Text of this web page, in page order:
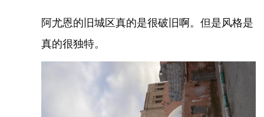
阿尤恩的旧城区真的是很破旧啊。但是风格是
真的很独特。